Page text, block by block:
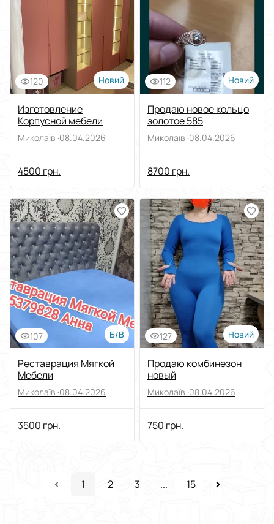
120 Новий
Изготовление
Корпусной мебели
Миколаїв ·08.04.2026
4500 грн.
112 Новий
Продаю новое кольцо
золотое 585
Миколаїв ·08.04.2026
8700 грн.
107 Б/В
Реставрация Мягкой
Мебели
Миколаїв ·08.04.2026
3500 грн.
127 Новий
Продаю комбинезон
новый
Миколаїв ·08.04.2026
750 грн.
1 2 3 ... 15